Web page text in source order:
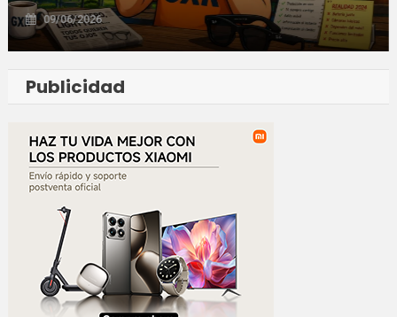
09/06/2026
Publicidad